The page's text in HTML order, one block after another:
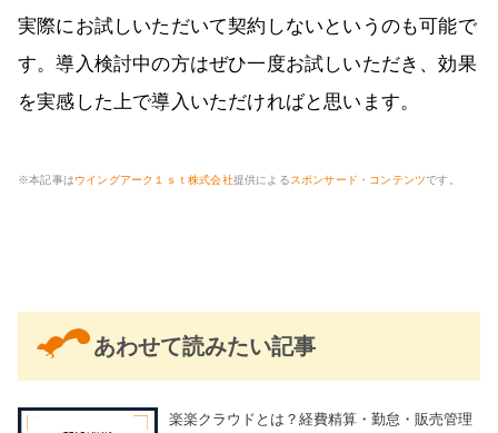
実際にお試しいただいて契約しないというのも可能で
す。導入検討中の方はぜひ一度お試しいただき、効果
を実感した上で導入いただければと思います。
※本記事はウイングアーク１ｓｔ株式会社提供によるスポンサード・コンテンツです。
あわせて読みたい記事
楽楽クラウドとは？経費精算・勤怠・販売管理